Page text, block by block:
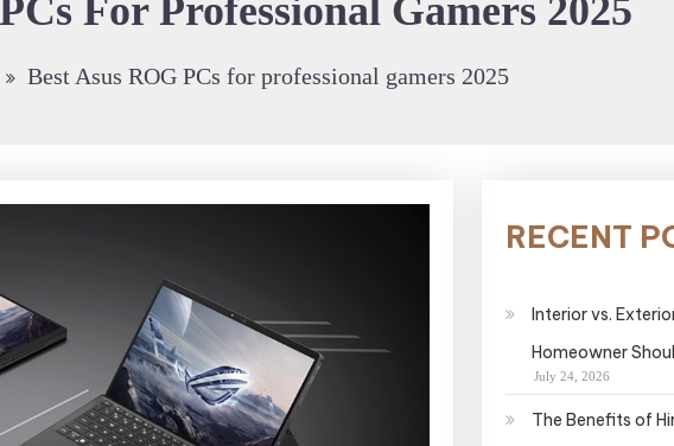
For Professional Gamers 2025
Best Asus ROG PCs for professional gamers 2025
RECENT
Interior vs.
Homeowner
July 24, 2026
The Benefits of